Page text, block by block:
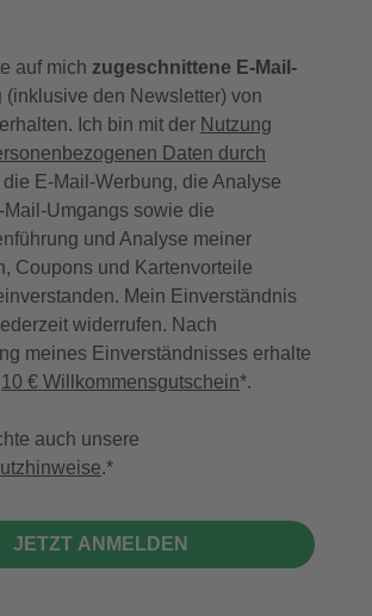
auf mich zugeschnittene E-Mail-
(inklusive den Newsletter) von
Ich bin mit der Nutzung
Daten durch
die E-Mail-Werbung, die Analyse
Mail-Umgangs sowie die
und Analyse meiner
Coupons und Kartenvorteile
Mein Einverständnis
widerrufen. Nach
meines Einverständnisses erhalte
10 € Willkommensgutschein*.
auch unsere
.
JETZT ANMELDEN